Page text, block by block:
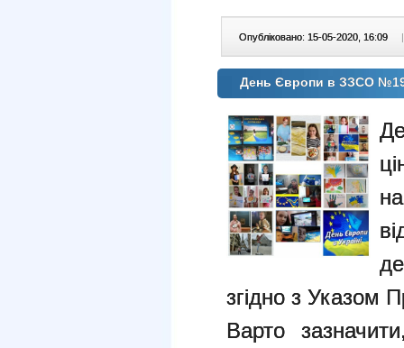
Опубліковано: 15-05-2020, 16:09 |
День Європи в ЗЗСО
згідно з Указом
Варто